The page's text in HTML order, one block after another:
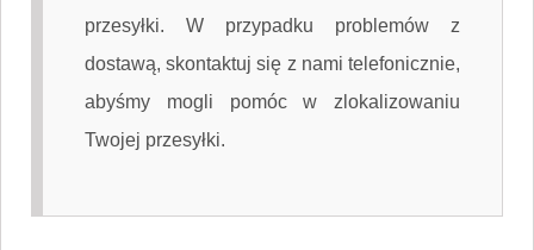
przesyłki. W przypadku problemów z
dostawą, skontaktuj się z nami telefonicznie,
abyśmy mogli pomóc w zlokalizowaniu
Twojej przesyłki.